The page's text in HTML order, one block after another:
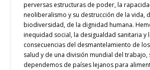
perversas estructuras de poder, la
neoliberalismo y su destrucción de la vida,
biodiversidad, de la dignidad humana.
inequidad social, la desigualdad sanitaria y
consecuencias del desmantelamiento de
salud y de una división mundial del trabajo,
dependemos de países lejanos para